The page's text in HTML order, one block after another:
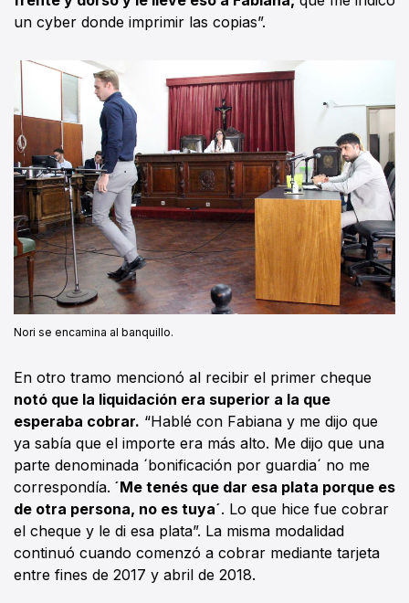
un cyber donde imprimir las copias”.
Nori se encamina al banquillo.
En otro tramo mencionó al recibir el primer cheque
notó que la liquidación era superior a la que
esperaba cobrar. “Hablé con Fabiana y me dijo que
ya sabía que el importe era más alto. Me dijo que una
parte denominada ´bonificación por guardia´ no me
correspondía. ´Me tenés que dar esa plata porque es
de otra persona, no es tuya´. Lo que hice fue cobrar
el cheque y le di esa plata”. La misma modalidad
continuó cuando comenzó a cobrar mediante tarjeta
entre fines de 2017 y abril de 2018.